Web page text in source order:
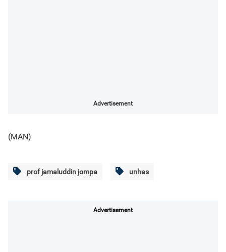
Advertisement
(MAN)
prof jamaluddin jompa unhas
Advertisement